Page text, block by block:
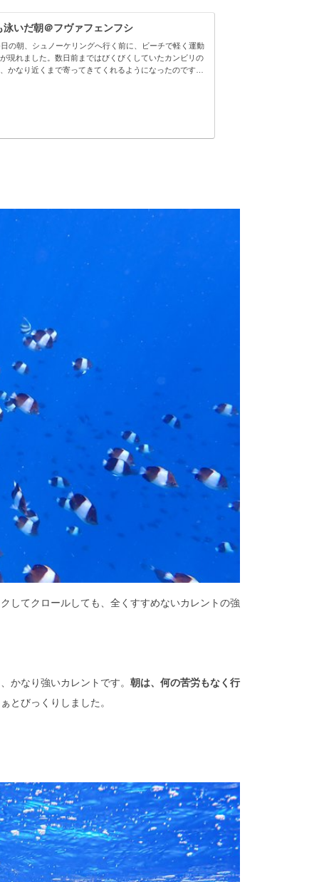
いだ朝＠フヴァフェンフシ
の朝、シュノーケリングへ行く前に、ビーチで軽く運動
現れました。数日前まではびくびくしていたカンビリの
かなり近くまで寄ってきてくれるようになったのです
してクロールしても、全くすすめないカレントの強
かなり強いカレントです。 朝は、何の苦労もなく行
とびっくりしました。